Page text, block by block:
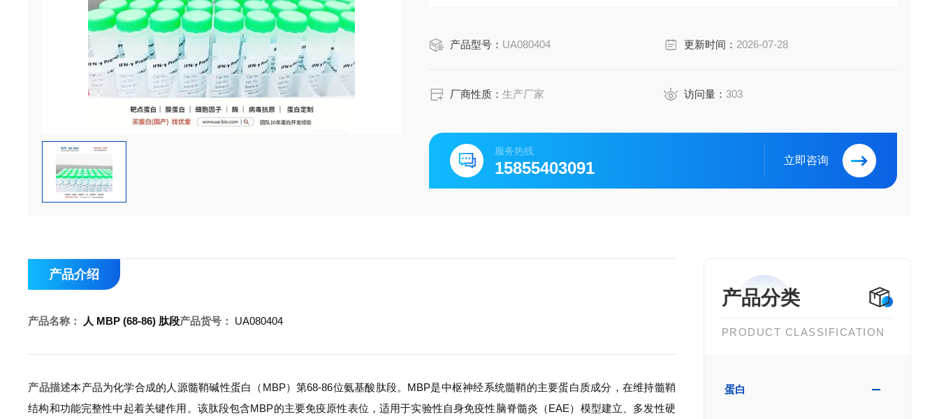
产品型号： UA080404 更新时间： 2026-07-28
厂商性质：生产厂家 访问量： 303
服务热线
15855403091 立即咨询
产品分类
PRODUCT CLASSIFICATION
蛋白
产品介绍
产品名称： 人 MBP (68-86) 肽段产品货号： UA080404
产品描述本产品为化学合成的人源髓鞘碱性蛋白（MBP）第68-86位氨基酸肽段。MBP是中枢神经系统髓鞘的主要蛋白质成分，在维持髓鞘
结构和功能完整性中起着关键作用。该肽段包含MBP的主要免疫原性表位，适用于实验性自身免疫性脑脊髓炎（EAE）模型建立、多发性硬